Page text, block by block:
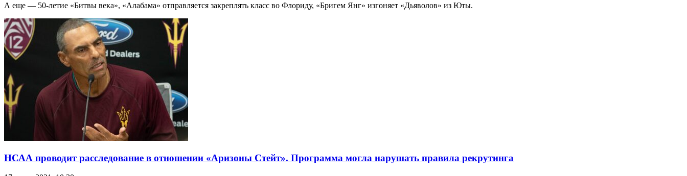
А еще — 50-летие «Битвы века», «Алабама» отправляется закреплять класс во Флориду, «Бригем Янг» изгоняет «Дьяволов» из Юты.
НСАА проводит расследование в отношении «Аризоны Стейт». Программа могла нарушать правила рекрутинга